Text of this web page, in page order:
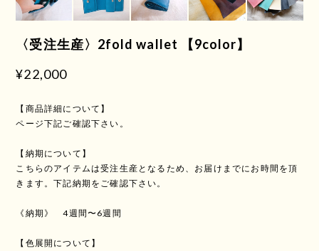
〈受注生産〉2fold wallet 【9color】
¥22,000
【商品詳細について】
ページ下記ご確認下さい。
【納期について】
こちらのアイテムは受注生産となるため、お届けまでにお時間を頂
きます。下記納期をご確認下さい。
《納期》 4週間〜6週間
【色展開について】